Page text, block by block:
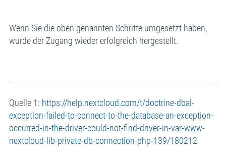
Wenn Sie die oben genannten Schritte umgesetzt haben,
wurde der Zugang wieder erfolgreich hergestellt.
Quelle 1: https://help.nextcloud.com/t/doctrine-dbal-
exception-failed-to-connect-to-the-database-an-exception-
occurred-in-the-driver-could-not-find-driver-in-var-www-
nextcloud-lib-private-db-connection-php-139/180212